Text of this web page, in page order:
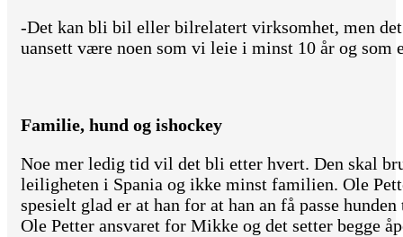
-Det kan bli bil eller bilrelatert virksomhet, men
uansett være noen som vi leie i minst 10 år og som
Familie, hund og ishockey
Noe mer ledig tid vil det bli etter hvert. Den skal
leiligheten i Spania og ikke minst familien. Ole
spesielt glad er at han for at han an få passe
Ole Petter ansvaret for Mikke og det setter begge